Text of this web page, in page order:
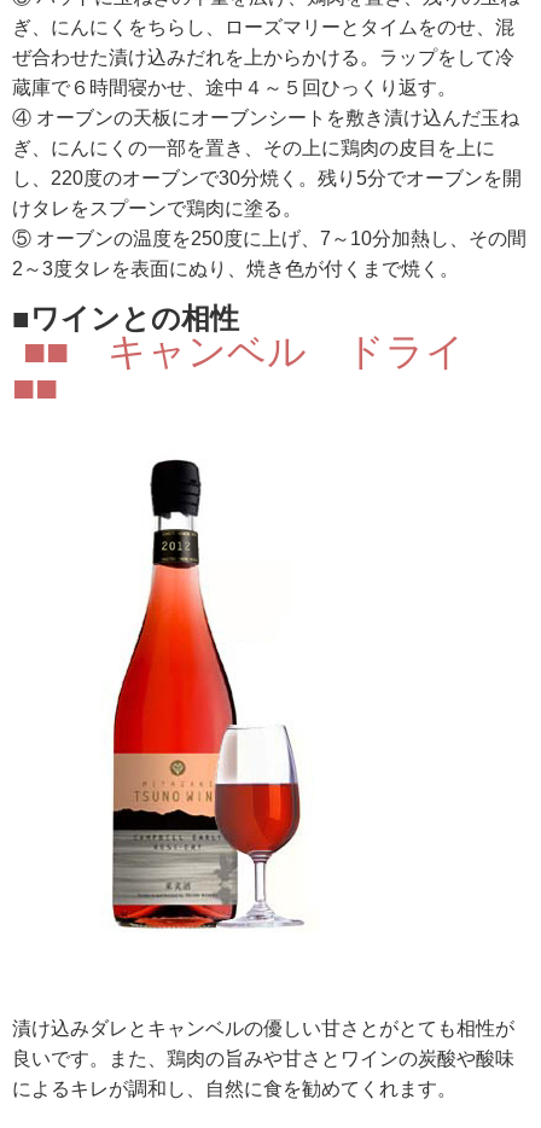
ぎ、にんにくをちらし、ローズマリーとタイムをのせ、混
ぜ合わせた漬け込みだれを上からかける。ラップをして冷
蔵庫で６時間寝かせ、途中４～５回ひっくり返す。
④ オーブンの天板にオーブンシートを敷き漬け込んだ玉ね
ぎ、にんにくの一部を置き、その上に鶏肉の皮目を上に
し、220度のオーブンで30分焼く。残り5分でオーブンを開
けタレをスプーンで鶏肉に塗る。
⑤ オーブンの温度を250度に上げ、7～10分加熱し、その間
2～3度タレを表面にぬり、焼き色が付くまで焼く。
■ワインとの相性
■■ キャンベル ドライ
■■
漬け込みダレとキャンベルの優しい甘さとがとても相性が
良いです。また、鶏肉の旨みや甘さとワインの炭酸や酸味
によるキレが調和し、自然に食を勧めてくれます。